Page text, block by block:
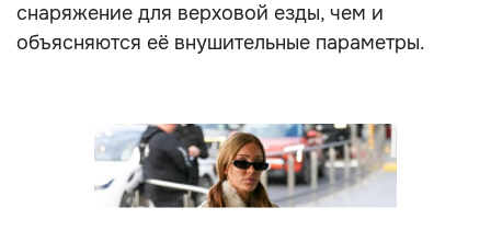
снаряжение для верховой езды, чем и
объясняются её внушительные параметры.